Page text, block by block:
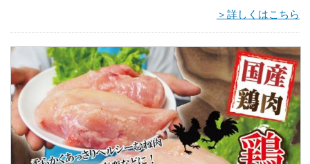
＞詳しくはこちら